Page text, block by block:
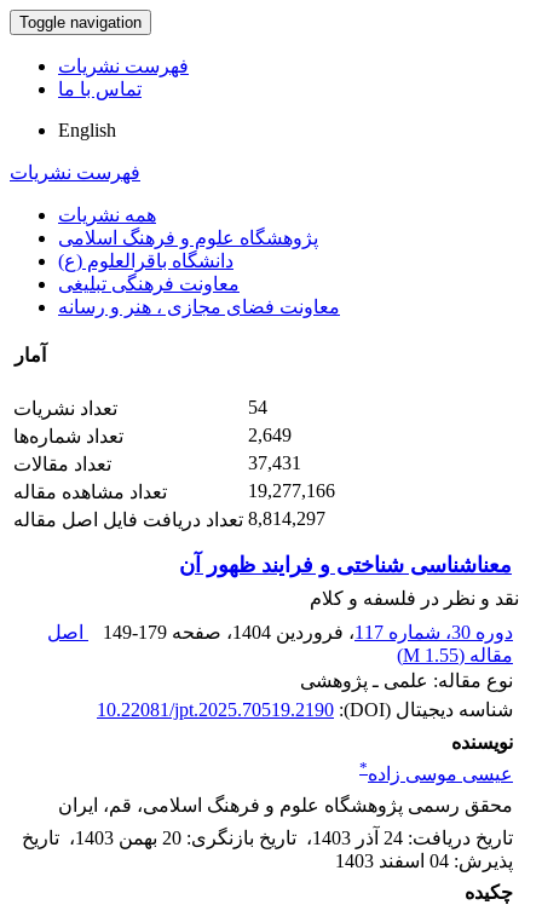
Toggle navigation
فهرست نشریات
تماس با ما
English
فهرست نشریات
همه نشریات
پژوهشگاه علوم و فرهنگ اسلامی
دانشگاه باقرالعلوم (ع)
معاونت فرهنگی تبلیغی
معاونت فضای مجازی ، هنر و رسانه
آمار
تعداد نشریات
54
تعداد شماره‌ها
2,649
تعداد مقالات
37,431
تعداد مشاهده مقاله
19,277,166
تعداد دریافت فایل اصل مقاله 8,814,297
معناشناسی شناختی و فرایند ظهور آن
نقد و نظر در فلسفه و کلام
دوره 30، شماره 117
، فروردین 1404 ، صفحه 149-179
اصل
مقاله (1.55 M
)
نوع مقاله: علمی ـ پژوهشی
شناسه دیجیتال (DOI):
10.22081/jpt.2025.70519.2190
نویسنده
عیسی موسی زاده*
محقق رسمی پژوهشگاه علوم و فرهنگ اسلامی، قم، ایران
تاریخ دریافت: 24 آذر 1403 ، تاریخ بازنگری: 20 بهمن 1403 ، تاریخ
پذیرش: 04 اسفند 1403
چکیده